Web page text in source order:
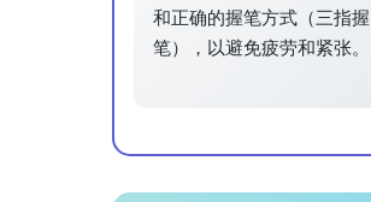
和正确的握笔方式（三指握
笔），以避免疲劳和紧张。